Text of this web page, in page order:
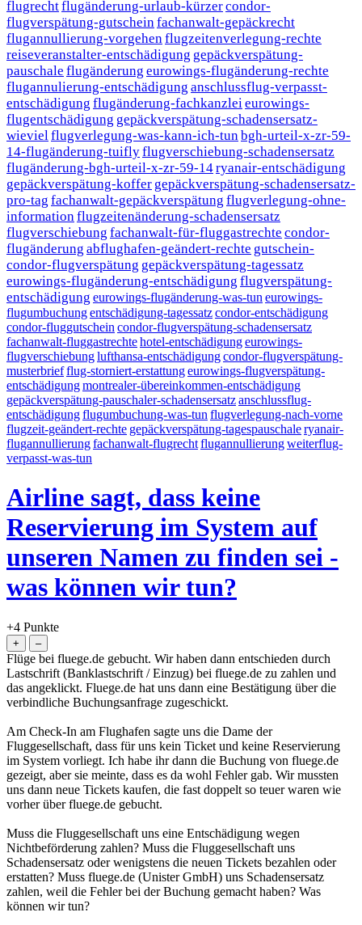
flugrechtflugänderung-urlaub-kürzercondor-
flugverspätung-gutschein fachanwalt-gepäckrecht
flugannullierung-vorgehen flugzeitenverlegung-rechte
reiseveranstalter-entschädigung gepäckverspätung-
pauschale flugänderung eurowings-flugänderung-rechte
flugannulierung-entschädigung anschlussflug-verpasst-
entschädigung flugänderung-fachkanzlei eurowings-
flugentschädigung gepäckverspätung-schadensersatz-
wieviel flugverlegung-was-kann-ich-tun bgh-urteil-x-zr-59-
14-flugänderung-tuiflyflugverschiebung-schadensersatz
flugänderung-bgh-urteil-x-zr-59-14ryanair-entschädigung
gepäckverspätung-koffer gepäckverspätung-schadensersatz-
pro-tag fachanwalt-gepäckverspätung flugverlegung-ohne-
information flugzeitenänderung-schadensersatz
flugverschiebung fachanwalt-für-fluggastrechte condor-
flugänderung abflughafen-geändert-rechte gutschein-
condor-flugverspätung gepäckverspätung-tagessatz
eurowings-flugänderung-entschädigung flugverspätung-
entschädigung eurowings-flugänderung-was-tun eurowings-
flugumbuchungentschädigung-tagessatzcondor-entschädigung
condor-fluggutschein condor-flugverspätung-schadensersatz
fachanwalt-fluggastrechtehotel-entschädigungeurowings-
flugverschiebunglufthansa-entschädigungcondor-flugverspätung-
musterbriefflug-storniert-erstattungeurowings-flugverspätung-
entschädigungmontrealer-übereinkommen-entschädigung
gepäckverspätung-pauschaler-schadensersatzanschlussflug-
entschädigungflugumbuchung-was-tun flugverlegung-nach-vorne
flugzeit-geändert-rechte gepäckverspätung-tagespauschaleryanair-
flugannullierungfachanwalt-flugrechtflugannullierungweiterflug-
verpasst-was-tun
Airline sagt, dass keine
Reservierung im System auf
unseren Namen zu finden sei -
was können wir tun?
+4 Punkte
Flüge bei fluege.de gebucht. Wir haben dann entschieden durch
Lastschrift (Banklastschrift / Einzug) bei fluege.de zu zahlen und
das angeklickt. Fluege.de hat uns dann eine Bestätigung über die
verbindliche Buchungsanfrage zugeschickt.
Am Check-In am Flughafen sagte uns die Dame der
Fluggesellschaft, dass für uns kein Ticket und keine Reservierung
im System vorliegt. Ich habe ihr dann die Buchung von fluege.de
gezeigt, aber sie meinte, dass es da wohl Fehler gab. Wir mussten
uns dann neue Tickets kaufen, die fast doppelt so teuer waren wie
vorher über fluege.de gebucht.
Muss die Fluggesellschaft uns eine Entschädigung wegen
Nichtbeförderung zahlen? Muss die Fluggesellschaft uns
Schadensersatz oder wenigstens die neuen Tickets bezahlen oder
erstatten? Muss fluege.de (Unister GmbH) uns Schadensersatz
zahlen, weil die Fehler bei der Buchung gemacht haben? Was
können wir tun?